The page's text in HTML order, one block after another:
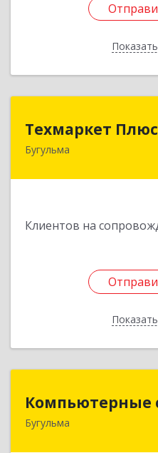
Техмаркет Плюс
Бугульма
Клиентов на
423231, РТ,
Компьютерные
Бугульма420111,